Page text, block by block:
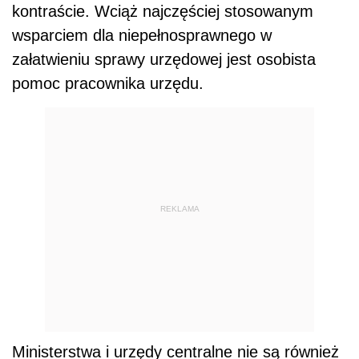
kontraście. Wciąż najczęściej stosowanym
wsparciem dla niepełnosprawnego w
załatwieniu sprawy urzędowej jest osobista
pomoc pracownika urzędu.
REKLAMA
Ministerstwa i urzędy centralne nie są również